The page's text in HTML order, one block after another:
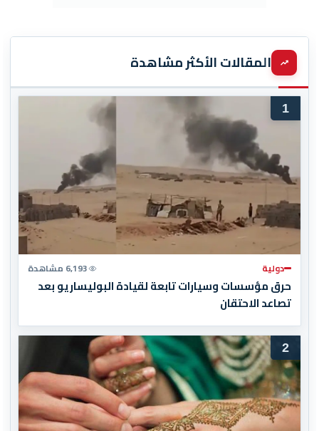
المقالات الأكثر مشاهدة
1
دولية 6,193 مشاهدة
حرق مؤسسات وسيارات تابعة لقيادة البوليساريو بعد
تصاعد الاحتقان
2